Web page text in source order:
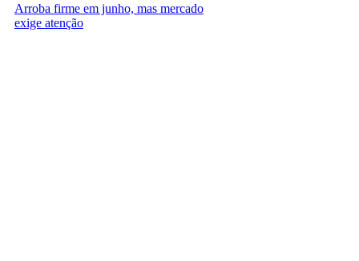
Arroba firme em junho, mas mercado
exige atenção